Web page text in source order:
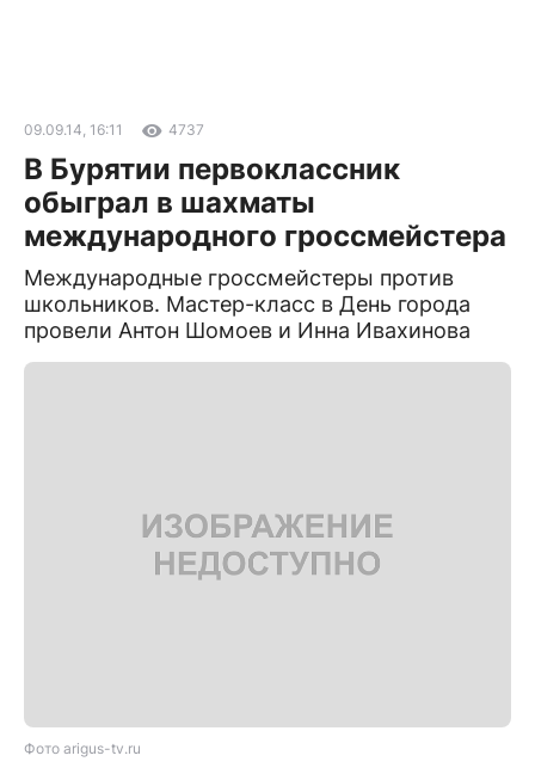
09.09.14, 16:11 4737
В Бурятии первоклассник
обыграл в шахматы
международного гроссмейстера
Международные гроссмейстеры против
школьников. Мастер-класс в День города
провели Антон Шомоев и Инна Ивахинова
Фото arigus-tv.ru